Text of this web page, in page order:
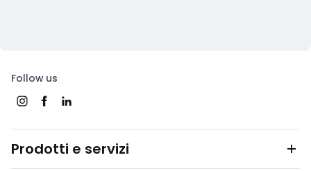
Follow us
Prodotti e servizi